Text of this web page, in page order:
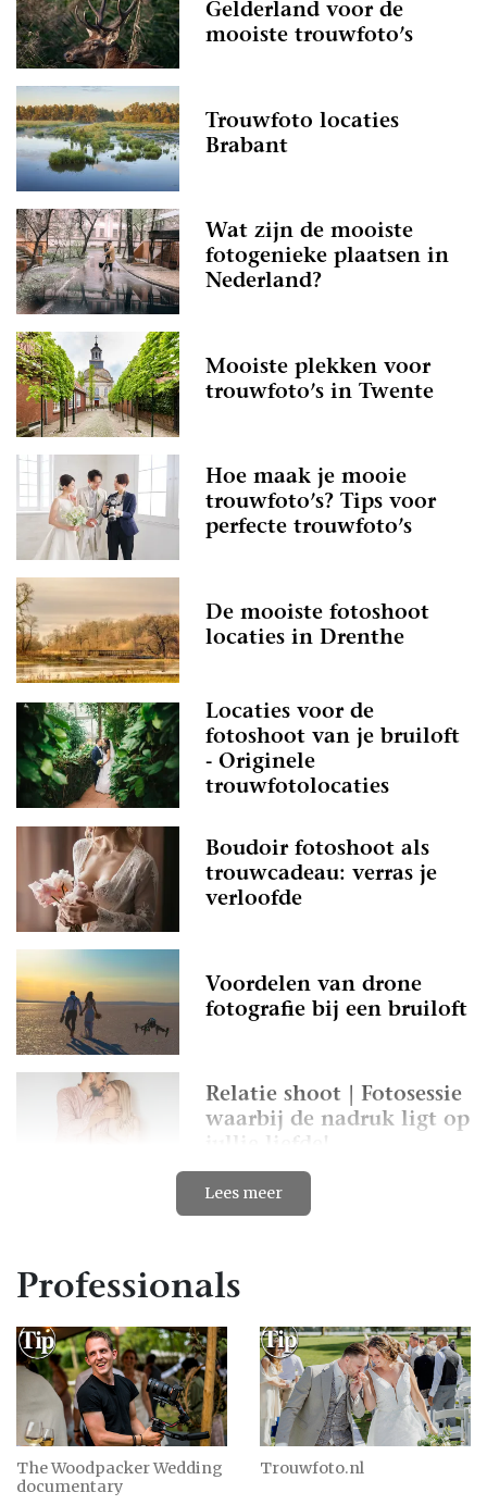
Professionals
The Woodpacker Wedding
documentary
Trouwfoto.nl
Gelderland voor de
mooiste trouwfoto’s
Trouwfoto locaties
Brabant
Wat zijn de mooiste
fotogenieke plaatsen in
Nederland?
Mooiste plekken voor
trouwfoto’s in Twente
Hoe maak je mooie
trouwfoto’s? Tips voor
perfecte trouwfoto’s
De mooiste fotoshoot
locaties in Drenthe
Locaties voor de
fotoshoot van je bruiloft
- Originele
trouwfotolocaties
Boudoir fotoshoot als
trouwcadeau: verras je
verloofde
Voordelen van drone
fotografie bij een bruiloft
Relatie shoot | Fotosessie
waarbij de nadruk ligt op
Fotoshoot gezin buiten |
Toffe locaties & ideeën!
Zoek je een mooie locatie
Lees meer